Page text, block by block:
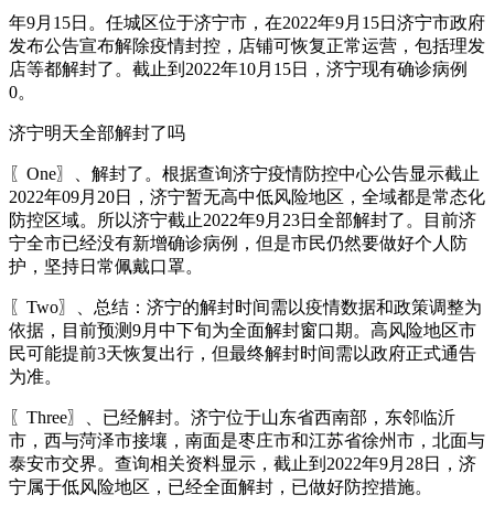
年9月15日。任城区位于济宁市，在2022年9月15日济宁市政府
发布公告宣布解除疫情封控，店铺可恢复正常运营，包括理发
店等都解封了。截止到2022年10月15日，济宁现有确诊病例
0。
济宁明天全部解封了吗
〖One〗、解封了。根据查询济宁疫情防控中心公告显示截止
2022年09月20日，济宁暂无高中低风险地区，全域都是常态化
防控区域。所以济宁截止2022年9月23日全部解封了。目前济
宁全市已经没有新增确诊病例，但是市民仍然要做好个人防
护，坚持日常佩戴口罩。
〖Two〗、总结：济宁的解封时间需以疫情数据和政策调整为
依据，目前预测9月中下旬为全面解封窗口期。高风险地区市
民可能提前3天恢复出行，但最终解封时间需以政府正式通告
为准。
〖Three〗、已经解封。济宁位于山东省西南部，东邻临沂
市，西与菏泽市接壤，南面是枣庄市和江苏省徐州市，北面与
泰安市交界。查询相关资料显示，截止到2022年9月28日，济
宁属于低风险地区，已经全面解封，已做好防控措施。